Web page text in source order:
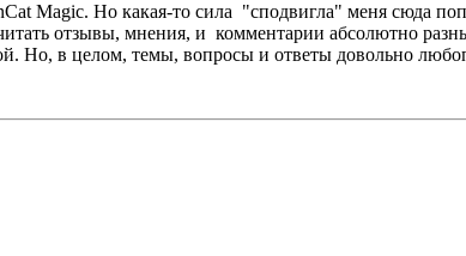
Magic. Но какая-то сила "сподвигла" меня сюда
отзывы, мнения, и комментарии абсолютно
Но, в целом, темы, вопросы и ответы довольно